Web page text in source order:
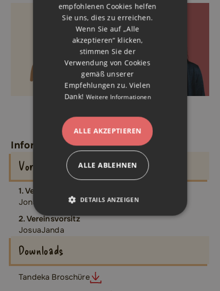
Sarah Vanessa
Informationen zum Verein
Vorsitz
1. Vereinsvorsitz
Jonathan
Kreuzer
2. Vereinsvorsitz
JosuaJanda
Downloads
Tandeka Broschüre
empfohlenen Cookies helfen
Sie uns, dies zu erreichen.
Wenn Sie auf „Alle
akzeptieren“ klicken,
stimmen Sie der
Verwendung von Cookies
gemäß unserer
Empfehlungen zu. Vielen
Dank! Weitere Informationen
ALLE AKZEPTIEREN
ALLE ABLEHNEN
DETAILS ANZEIGEN